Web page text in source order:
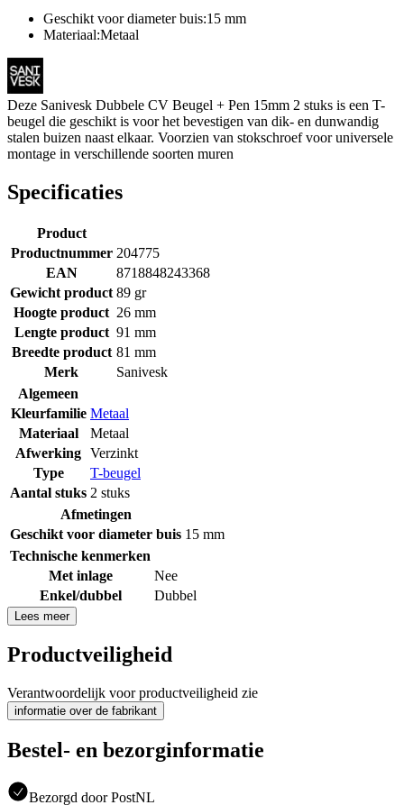
Geschikt voor diameter buis:15 mm
Materiaal:Metaal
Deze Sanivesk Dubbele CV Beugel + Pen 15mm 2 stuks is een T-
beugel die geschikt is voor het bevestigen van dik- en dunwandig
stalen buizen naast elkaar. Voorzien van stokschroef voor universele
montage in verschillende soorten muren
Specificaties
Product
Productnummer 204775
EAN
8718848243368
Gewicht product 89 gr
Hoogte product 26 mm
Lengte product 91 mm
Breedte product 81 mm
Merk
Sanivesk
Algemeen
Kleurfamilie Metaal
Materiaal
Metaal
Afwerking Verzinkt
Type
T-beugel
Aantal stuks 2 stuks
Afmetingen
Geschikt voor diameter buis 15 mm
Technische kenmerken
Met inlage
Nee
Enkel/dubbel
Dubbel
Lees meer
Productveiligheid
Verantwoordelijk voor productveiligheid zie
informatie over de fabrikant
Bestel- en bezorginformatie
Bezorgd door PostNL